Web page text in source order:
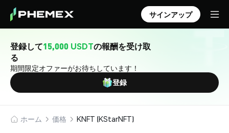
サインアップ
登録して15,000 USDTの報酬を受け取
る
期間限定オファーがお待ちしています！
登録
ホーム 価格 KNFT (KStarNFT)